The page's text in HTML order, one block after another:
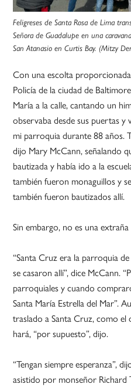
Feligreses de Santa Rosa de Lima
Señora de Guadalupe en una
San Atanasio en Curtis Bay. (Mitzy
Con una escolta
Policía de la ciudad de
María a la calle, cantando un
observaba desde sus puertas y
mi parroquia durante 88 años.
dijo Mary McCann, señalando
bautizada y había ido a la
también fueron monaguillos y
también fueron bautizados allí.
Sin embargo, no es una
“Santa Cruz era la parroquia
se casaron allí”, dice McCann.
parroquiales y cuando
Santa María Estrella del Mar”.
traslado a Santa Cruz, como el
hará, “por supuesto”, dijo.
“Tengan siempre esperanza”,
asistido por monseñor Richard